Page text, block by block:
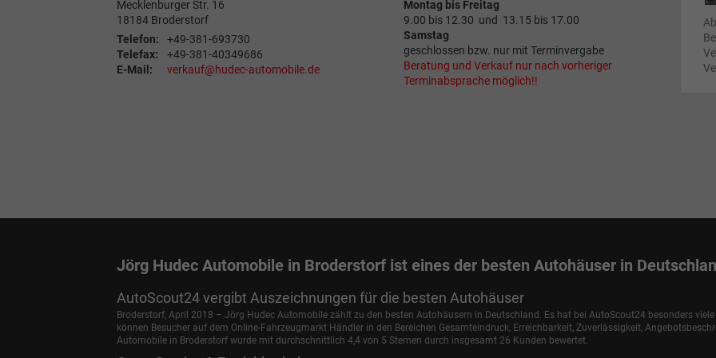
Mecklenburger Str. 16
18184 Broderstorf
Telefon:
+49-381-693730
Telefax:
+49-381-40349686
E-Mail:
verkauf@hudec-automobile.de
Montag bis Freitag
9.00 bis 12.30 und 13.15 bis 17.00
Samstag
geschlossen bzw. nur mit Terminvergabe
Beratung und Verkauf nur nach vorheriger
Terminabsprache möglich!!
Jörg Hudec Automobile in Broderstorf ist eines der besten Autohäuser in
AutoScout24 vergibt Auszeichnungen für die besten Autohäuser
Broderstorf, April 2018 – Jörg Hudec Automobile zählt zu den besten Autohäusern in Deutschland. Es hat bei AutoScout24 besonders
können Besucher auf dem Online-Fahrzeugmarkt Händler in den Bereichen Gesamteindruck, Erreichbarkeit, Zuverlässigkeit,
Automobile in Broderstorf wurde mit durchschnittlich 4,4 von 5 Sternen durch insgesamt 26 Kunden bewertet.